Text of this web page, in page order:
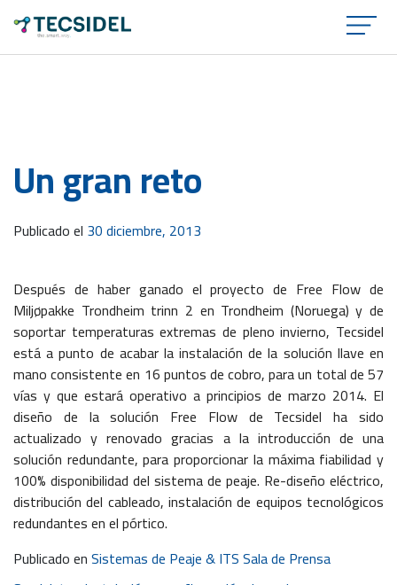
×
Un gran reto
Publicado el 30 diciembre, 2013
Después de haber ganado el proyecto de Free Flow de
Miljøpakke Trondheim trinn 2 en Trondheim (Noruega) y de
soportar temperaturas extremas de pleno invierno, Tecsidel
está a punto de acabar la instalación de la solución llave en
mano consistente en 16 puntos de cobro, para un total de 57
vías y que estará operativo a principios de marzo 2014. El
diseño de la solución Free Flow de Tecsidel ha sido
actualizado y renovado gracias a la introducción de una
solución redundante, para proporcionar la máxima fiabilidad y
100% disponibilidad del sistema de peaje. Re-diseño eléctrico,
distribución del cableado, instalación de equipos tecnológicos
redundantes en el pórtico.
Publicado enSistemas de Peaje & ITS Sala de Prensa